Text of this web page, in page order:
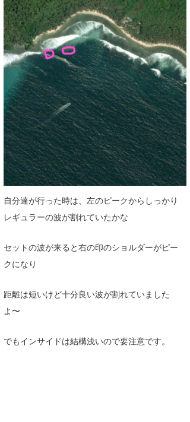
自分達が行った時は、左のピークからしっかり
レギュラーの波が割れていたかな
セットの波が来ると右の印のショルダーがピー
クになり
距離は短いけど十分良い波が割れていました
よ〜
でもインサイドは結構浅いので要注意です。